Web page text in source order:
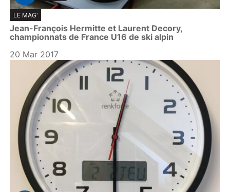
P
l
a
y
LE MAG'
Jean-François Hermitte et Laurent Decory,
championnats de France U16 de ski alpin
20 Mar 2017